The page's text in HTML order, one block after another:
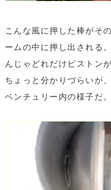
こんな風に押した棒がそ
ームの中に押し出される。
んじゃどれだけピストン
ちょっと分かりづらいが
ベンチュリー内の様子だ。